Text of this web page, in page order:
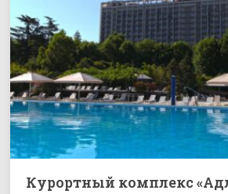
Курортный комплекс